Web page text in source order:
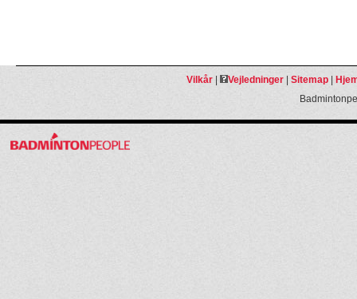
Vilkår| Vejledninger| Sitemap|